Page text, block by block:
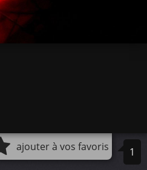
ajouter à vos favoris 1